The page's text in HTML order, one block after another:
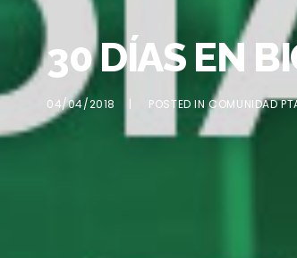
30 DÍAS EN
04/04/2018 POSTED INCOMUNIDAD